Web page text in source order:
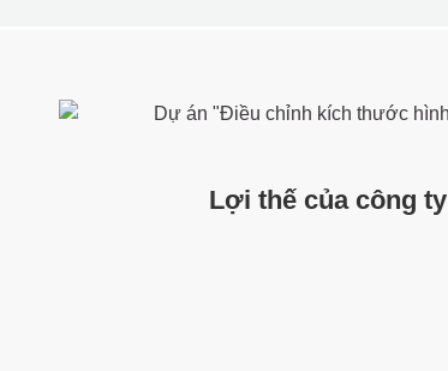
Lợi thế của công ty